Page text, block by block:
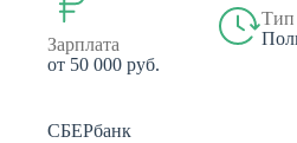
Зарплата
от 50 000 руб.
Тип
СБЕРбанк